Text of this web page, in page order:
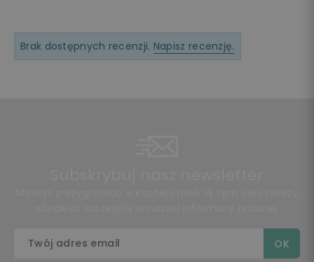
Brak dostępnych recenzji. Napisz recenzję.